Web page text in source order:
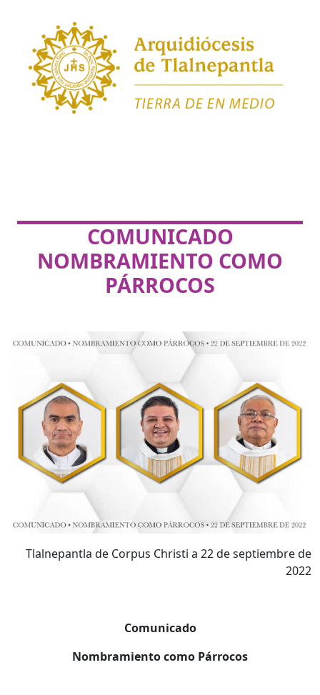
COMUNICADO
NOMBRAMIENTO COMO
PÁRROCOS
Tlalnepantla de Corpus Christi a 22 de septiembre de
2022
Comunicado
Nombramiento como Párrocos